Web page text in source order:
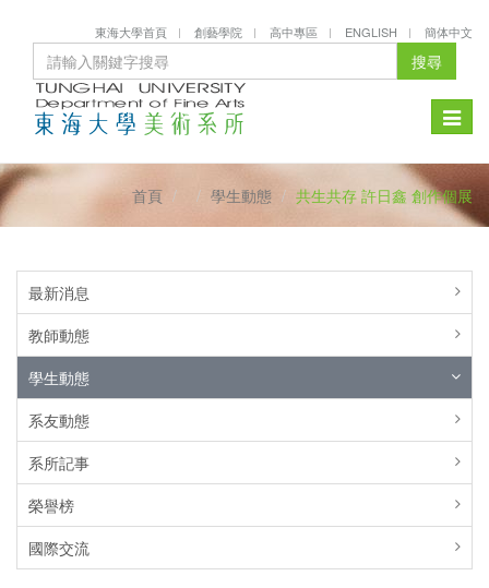
東海大學首頁 創藝學院 高中專區 ENGLISH 簡体中文
搜尋
Toggle
首頁 學生動態 共生共存 許日鑫 創作個展
最新消息
教師動態
學生動態
系友動態
系所記事
榮譽榜
國際交流